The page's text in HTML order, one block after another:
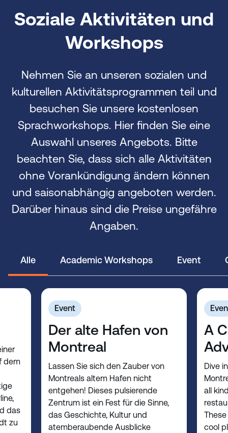
Soziale Aktivitäten und
Workshops
Nehmen Sie an unseren sozialen und
kulturellen Aktivitätsprogrammen teil und
besuchen Sie unsere kostenlosen
Sprachworkshops. Hier finden Sie eine
Auswahl unseres Angebots. Bitte
beachten Sie, dass sich alle Aktivitäten
ohne Vorankündigung ändern können
und saisonabhängig angeboten werden.
Darüber hinaus sind die Preise ungefähre
Angaben.
Alle Academic Workshops Event
dem
das
zu
Event
Der alte Hafen von
Montreal
Lassen Sie sich den Zauber von
Montreals altem Hafen nicht
entgehen! Dieses pulsierende
Zentrum ist ein Fest für die Sinne,
das Geschichte, Kultur und
atemberaubende Ausblicke
A
Dive
all
cool